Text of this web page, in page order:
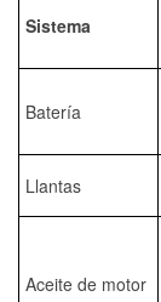
Sistema
Batería
Llantas
Aceite de motor